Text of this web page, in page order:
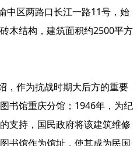
中区两路口长江一路11号，始
木结构，建筑面积约2500平方
，作为抗战时期大后方的重要
书馆重庆分馆；1946年，为纪
支持，国民政府将该建筑维修
书馆作为馆址，使其成为民国